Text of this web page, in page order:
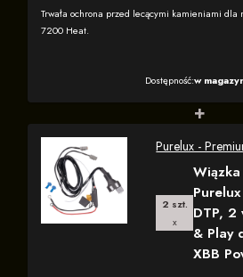
Trwała ochrona przed lecącymi kamieniami
7200 Heat.
Dostępność:w
+
Purelux -
2 szt.
x
DTP, 2
& Play
XBB